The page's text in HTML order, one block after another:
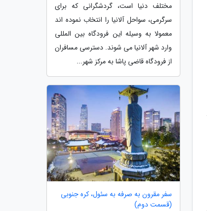
مختلف دنیا است، گردشگرانی که برای
سرگرمی، سواحل آلانیا را انتخاب نموده اند
معمولا به وسیله این فرودگاه بین المللی
وارد شهر آلانیا می شوند. دسترسی مسافران
از فرودگاه قاضی پاشا به مرکز شهر...
سفر مقرون به صرفه به سئول، کره جنوبی
(قسمت دوم)